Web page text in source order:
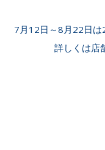
7月12日～8月22日は
詳しくは店